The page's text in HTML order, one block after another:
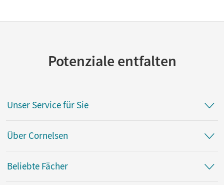
Potenziale entfalten
Unser Service für Sie
Über Cornelsen
Beliebte Fächer